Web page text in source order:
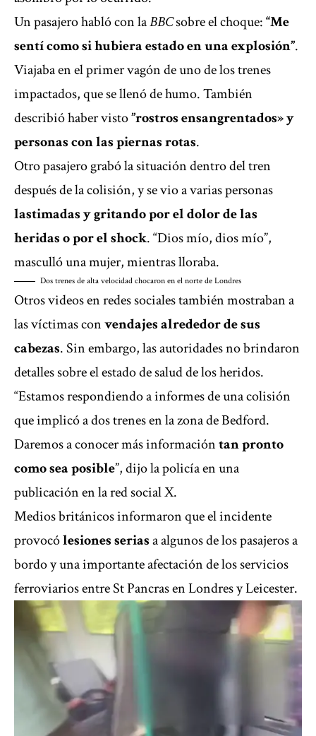
Un pasajero habló con laBBCsobre el choque:“Me
sentí como si hubiera estado en una explosión”.
Viajaba en el primer vagón de uno de los trenes
impactados, que se llenó de humo. También
describió haber visto”rostros ensangrentados» y
personas con las piernas rotas.
Otro pasajero grabó la situación dentro del tren
después de la colisión, y se vio a varias personas
lastimadas y gritando por el dolor de las
heridas o por el shock. “Dios mío, dios mío”,
masculló una mujer, mientras lloraba.
Dos trenes de alta velocidad chocaron en el norte de Londres
Otros videos en redes sociales también mostraban a
las víctimas convendajes alrededor de sus
cabezas. Sin embargo, las autoridades no brindaron
detalles sobre el estado de salud de los heridos.
“Estamos respondiendo a informes de una colisión
que implicó a dos trenes en la zona de Bedford.
Daremos a conocer más informacióntan pronto
como sea posible”, dijo la policía en una
publicación en la red social X.
Medios británicos informaron que el incidente
provocólesiones seriasa algunos de los pasajeros a
bordo y una importante afectación de los servicios
ferroviarios entre St Pancras en Londres y Leicester.